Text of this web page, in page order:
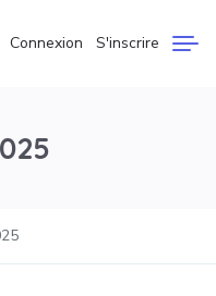
Connexion S'inscrire